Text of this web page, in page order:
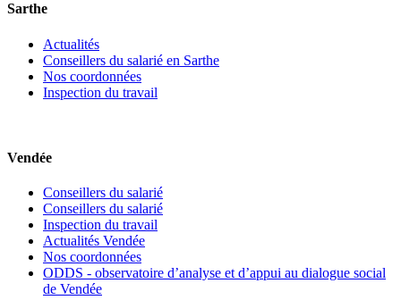
Sarthe
Actualités
Conseillers du salarié en Sarthe
Nos coordonnées
Inspection du travail
Vendée
Conseillers du salarié
Conseillers du salarié
Inspection du travail
Actualités Vendée
Nos coordonnées
ODDS - observatoire d’analyse et d’appui au dialogue social
de Vendée